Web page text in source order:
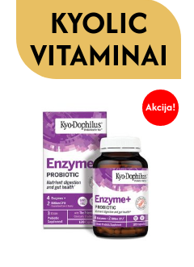
KYOLIC
VITAMINAI
Akcija!